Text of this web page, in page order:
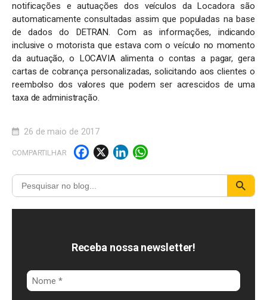
notificações e autuações dos veículos da Locadora são
automaticamente consultadas assim que populadas na base
de dados do DETRAN. Com as informações, indicando
inclusive o motorista que estava com o veículo no momento
da autuação, o LOCAVIA alimenta o contas a pagar, gera
cartas de cobrança personalizadas, solicitando aos clientes o
reembolso dos valores que podem ser acrescidos de uma
taxa de administração.
26 de maio de 2017
COMPARTILHAR
F
a
c
e
o
o
k
X Li
n
k
e
I
n
W
h
a
t
A
p
p
Receba nossa newsletter!